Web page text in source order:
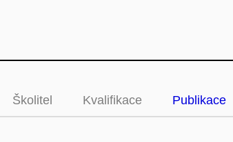
Školitel Kvalifikace Publikace